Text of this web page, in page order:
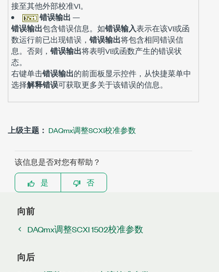
接至其他外部校准VI。
错误输出 —
错误输出包含错误信息。如错误输入表示在该VI或函
数运行前已出现错误， 错误输出将包含相同错误信
息。否则， 错误输出将表明VI或函数产生的错误状
态。
右键单击错误输出的前面板显示控件，从快捷菜单中
选择解释错误可获取更多关于该错误的信息。
上级主题： DAQmx调整SCXI校准参数
该信息是否对您有帮助？
是
否
向前
DAQmx调整SCXI 1502校准参数
向后